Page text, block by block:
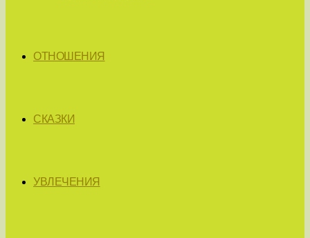
ОТНОШЕНИЯ
СКАЗКИ
УВЛЕЧЕНИЯ